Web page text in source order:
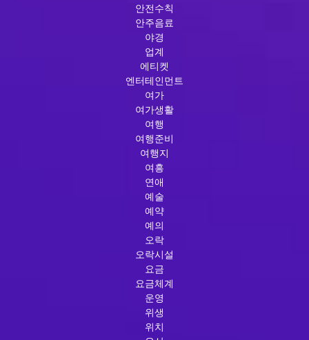
안전수칙
안주음료
야경
업계
에티켓
엔터테인먼트
여가
여가생활
여행
여행준비
여행지
여흥
연애
예술
예약
예의
오락
오락시설
요금
요금체계
운영
위생
위치